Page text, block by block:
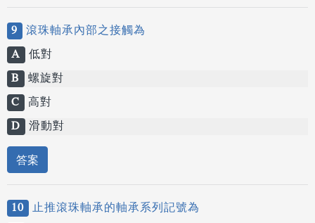
9 滾珠軸承內部之接觸為
A 低對
B 螺旋對
C 高對
D 滑動對
答案
10 止推滾珠軸承的軸承系列記號為